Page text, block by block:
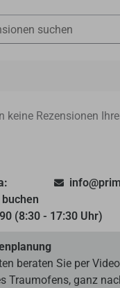
keine Rezensionen
(8:30 - 17:30 Uhr)
beraten Sie per
Traumofens, ganz